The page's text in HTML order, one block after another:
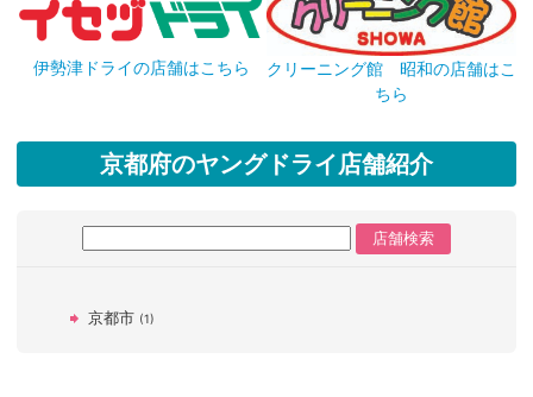
伊勢津ドライの店舗はこちら
クリーニング館 昭和の店舗はこ
ちら
京都府のヤングドライ店舗紹介
京都市 (1)